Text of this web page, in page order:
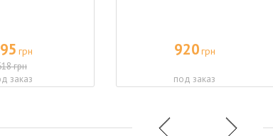
грн
грн
заказ
920грн
под заказ